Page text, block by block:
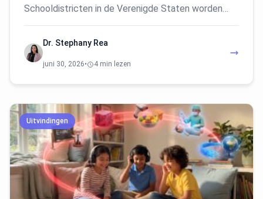
Schooldistricten in de Verenigde Staten worden…
Dr. Stephany Rea
juni 30, 2026• 4 min lezen
Uitvindingen